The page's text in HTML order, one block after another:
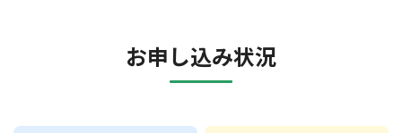
お申し込み状況